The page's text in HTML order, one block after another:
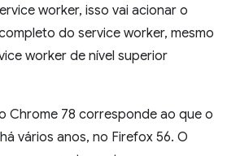
worker, isso vai acionar o
do service worker, mesmo
worker de nível superior
Chrome 78 corresponde ao que o
há vários anos, no Firefox 56. O